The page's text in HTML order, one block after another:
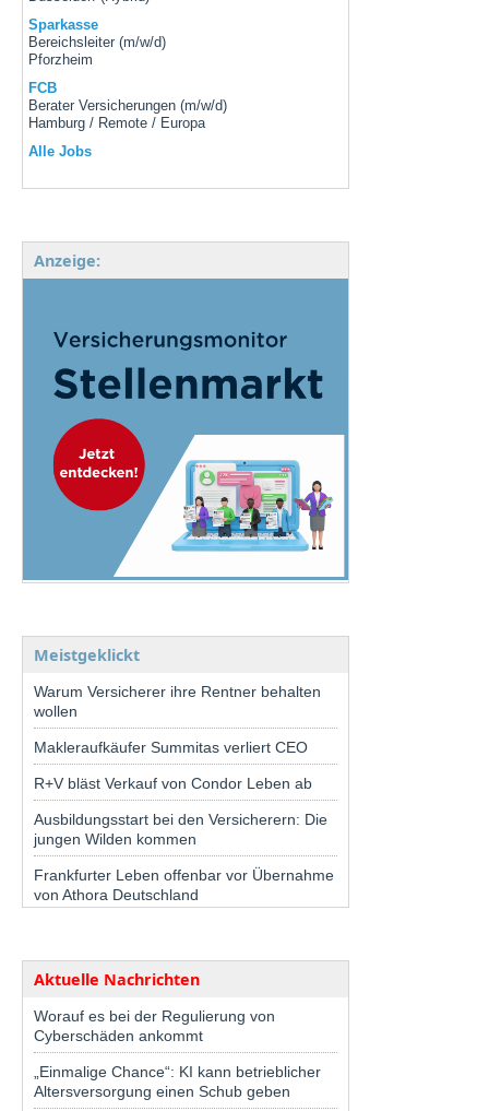
Sparkasse
Bereichsleiter (m/w/d)
Pforzheim
FCB
Berater Versicherungen (m/w/d)
Hamburg / Remote / Europa
Alle Jobs
Anzeige:
Meistgeklickt
Warum Versicherer ihre Rentner behalten
wollen
Makleraufkäufer Summitas verliert CEO
R+V bläst Verkauf von Condor Leben ab
Ausbildungsstart bei den Versicherern: Die
jungen Wilden kommen
Frankfurter Leben offenbar vor Übernahme
von Athora Deutschland
Aktuelle Nachrichten
Worauf es bei der Regulierung von
Cyberschäden ankommt
„Einmalige Chance“: KI kann betrieblicher
Altersversorgung einen Schub geben